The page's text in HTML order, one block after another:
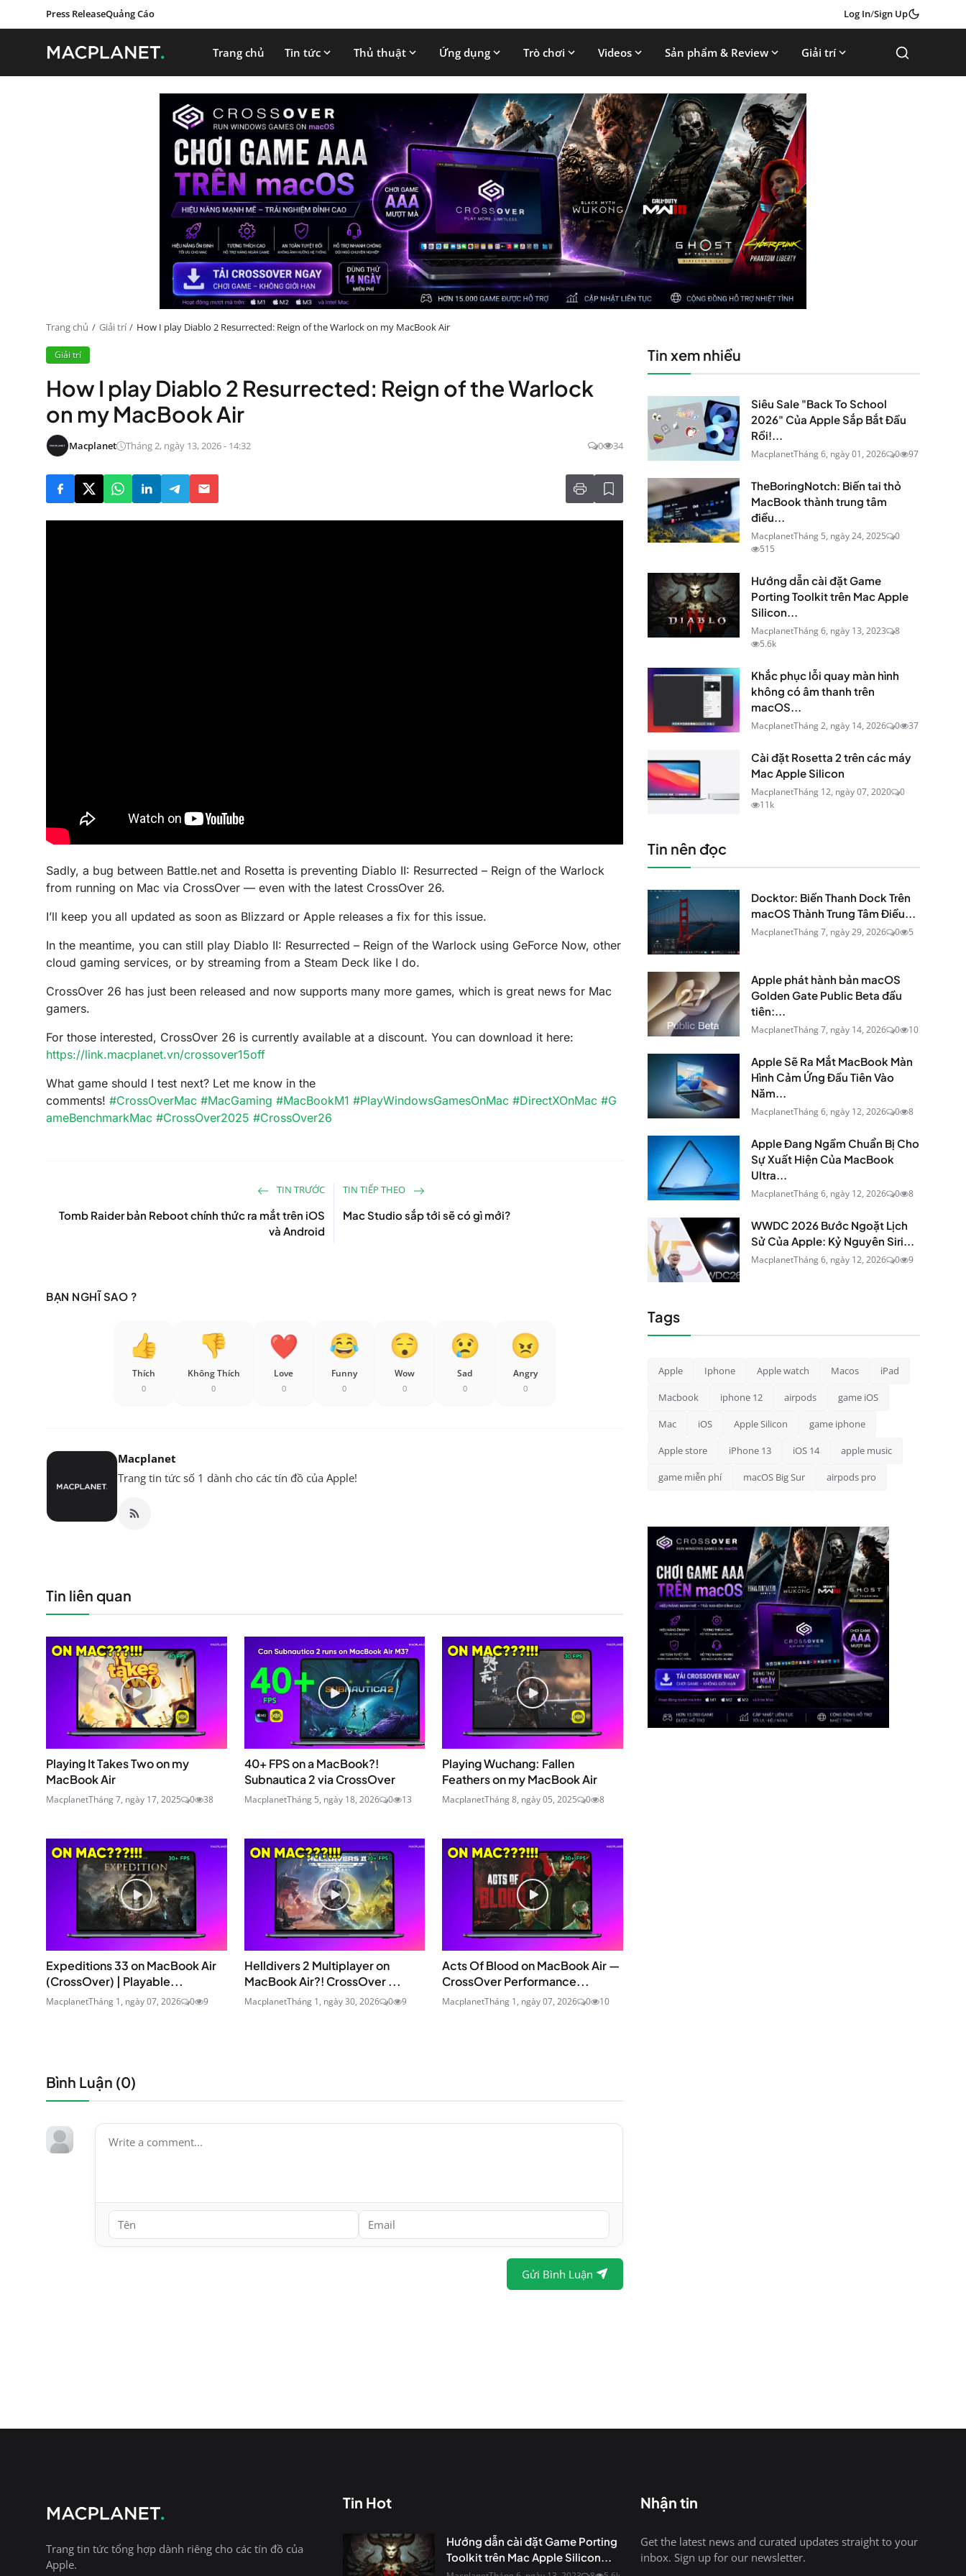
Press ReleaseQuảng Cáo Log In/Sign Up
Trang chủ Tin tức Thủ thuật Ứng dụng Trò chơi Videos Sản phẩm & Review Giải trí
Trang chủ Giải trí How I play Diablo 2 Resurrected: Reign of the Warlock on my MacBook Air
Giải trí
How I play Diablo 2 Resurrected: Reign of the Warlock
on my MacBook Air
Macplanet Tháng 2, ngày 13, 2026 - 14:32 0 34
Sadly, a bug between Battle.net and Rosetta is preventing Diablo II: Resurrected – Reign of the Warlock
from running on Mac via CrossOver — even with the latest CrossOver 26.
I’ll keep you all updated as soon as Blizzard or Apple releases a fix for this issue.
In the meantime, you can still play Diablo II: Resurrected – Reign of the Warlock using GeForce Now, other
cloud gaming services, or by streaming from a Steam Deck like I do.
CrossOver 26 has just been released and now supports many more games, which is great news for Mac
gamers.
For those interested, CrossOver 26 is currently available at a discount. You can download it here:
https://link.macplanet.vn/crossover15off
What game should I test next? Let me know in the
comments! #CrossOverMac #MacGaming #MacBookM1 #PlayWindowsGamesOnMac #DirectXOnMac #G
ameBenchmarkMac #CrossOver2025 #CrossOver26
TIN TRƯỚC
Tomb Raider bản Reboot chính thức ra mắt trên iOS
và Android
TIN TIẾP THEO
Mac Studio sắp tới sẽ có gì mới?
BẠN NGHĨ SAO ?
Thích
0
Không Thích
0
Love
0
Funny
0
Wow
0
Sad
0
Angry
0
Macplanet
Trang tin tức số 1 dành cho các tín đồ của Apple!
Tin liên quan
Playing It Takes Two on my
MacBook Air
MacplanetTháng 7, ngày 17, 2025 0 38
40+ FPS on a MacBook?!
Subnautica 2 via CrossOver
MacplanetTháng 5, ngày 18, 2026 0 13
Playing Wuchang: Fallen
Feathers on my MacBook Air
MacplanetTháng 8, ngày 05, 2025 0 8
Expeditions 33 on MacBook Air
(CrossOver) | Playable...
MacplanetTháng 1, ngày 07, 2026 0 9
Helldivers 2 Multiplayer on
MacBook Air?! CrossOver ...
MacplanetTháng 1, ngày 30, 2026 0 9
Acts Of Blood on MacBook Air —
CrossOver Performance...
MacplanetTháng 1, ngày 07, 2026 0 10
Bình Luận (0)
Gửi Bình Luận
Tin xem nhiều
Siêu Sale "Back To School
2026" Của Apple Sắp Bắt Đầu
Rồi!...
MacplanetTháng 6, ngày 01, 2026 0 97
TheBoringNotch: Biến tai thỏ
MacBook thành trung tâm
điều...
MacplanetTháng 5, ngày 24, 2025
0
515
Hướng dẫn cài đặt Game
Porting Toolkit trên Mac Apple
Silicon...
MacplanetTháng 6, ngày 13, 2023
8
5.6k
Khắc phục lỗi quay màn hình
không có âm thanh trên
macOS...
MacplanetTháng 2, ngày 14, 2026 0 37
Cài đặt Rosetta 2 trên các máy
Mac Apple Silicon
MacplanetTháng 12, ngày 07, 2020
0
11k
Tin nên đọc
Docktor: Biến Thanh Dock Trên
macOS Thành Trung Tâm Điều...
MacplanetTháng 7, ngày 29, 2026 0 5
Apple phát hành bản macOS
Golden Gate Public Beta đầu
tiên:...
MacplanetTháng 7, ngày 14, 2026 0 10
Apple Sẽ Ra Mắt MacBook Màn
Hình Cảm Ứng Đầu Tiên Vào
Năm...
MacplanetTháng 6, ngày 12, 2026 0 8
Apple Đang Ngầm Chuẩn Bị Cho
Sự Xuất Hiện Của MacBook
Ultra...
MacplanetTháng 6, ngày 12, 2026 0 8
WWDC 2026 Bước Ngoặt Lịch
Sử Của Apple: Kỷ Nguyên Siri...
MacplanetTháng 6, ngày 12, 2026 0 9
Tags
Apple Iphone Apple watch Macos iPad
Macbook iphone 12 airpods game iOS
Mac iOS Apple Silicon game iphone
Apple store iPhone 13 iOS 14 apple music
game miễn phí macOS Big Sur airpods pro
Trang tin tức tổng hợp dành riêng cho các tín đồ của
Apple.
Tin Hot
Hướng dẫn cài đặt Game Porting
Toolkit trên Mac Apple Silicon...
Nhận tin
Get the latest news and curated updates straight to your
inbox. Sign up for our newsletter.